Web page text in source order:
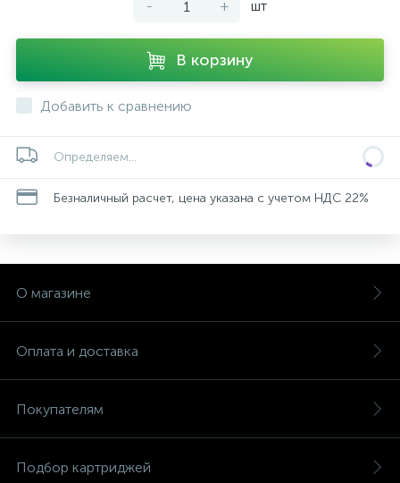
- + шт
В корзину
Добавить к сравнению
Определяем...
Безналичный расчет, цена указана с учетом НДС 22%
О магазине
Оплата и доставка
Покупателям
Подбор картриджей